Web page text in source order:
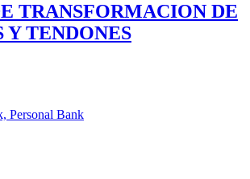
TRANSFORMACION DE
Y TENDONES